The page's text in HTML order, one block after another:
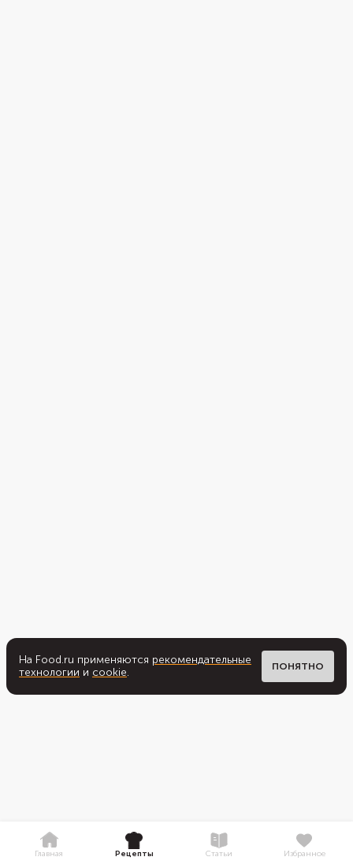
На Food.ru применяются рекомендательные
технологии и cookie. ПОНЯТНО
Главная Рецепты Статьи Избранное